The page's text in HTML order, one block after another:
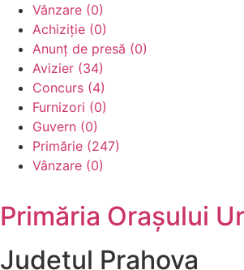
Vânzare (0)
Achiziție (0)
Anunț de presă (0)
Avizier (34)
Concurs (4)
Furnizori (0)
Guvern (0)
Primărie (247)
Vânzare (0)
Primăria Orașului
Județul Prahova